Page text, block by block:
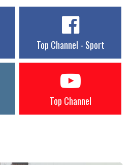
Top Channel - Sport
Top Channel